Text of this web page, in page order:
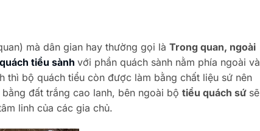
mà dân gian hay thường gọi là Trong quan, ngoài
quách tiểu sành với phần quách sành nằm phía ngoài và
thì bộ quách tiểu còn được làm bằng chất liệu sứ nên
đất trắng cao lanh, bên ngoài bộ tiểu quách sứ sẽ
linh của các gia chủ.